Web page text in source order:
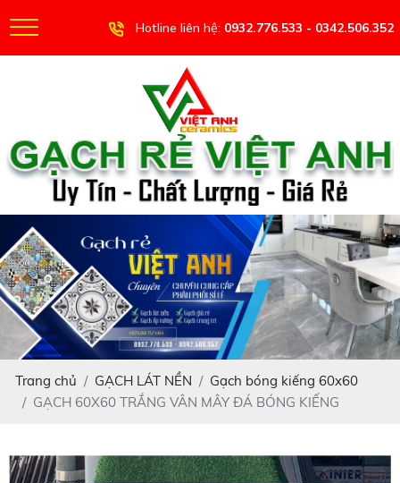
Hotline liên hệ: 0932.776.533 - 0342.506.352
Trang chủ GẠCH LÁT NỀN
Gạch bóng kiếng 60x60
GẠCH 60X60 TRẮNG VÂN MÂY ĐÁ BÓNG KIẾNG